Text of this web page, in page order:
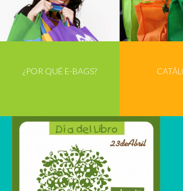
¿POR QUÉ E-BAGS?